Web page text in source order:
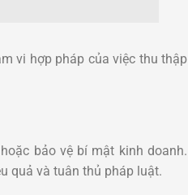
vi hợp pháp của việc thu thập
bảo vệ bí mật kinh doanh.
quả và tuân thủ pháp luật.